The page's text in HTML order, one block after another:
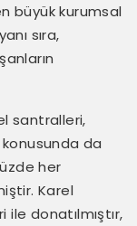
büyük kurumsal
sıra,
santralleri,
da
her
Karel
donatılmıştır,